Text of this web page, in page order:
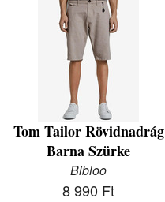
Tom Tailor Rövidnadrág
Barna Szürke
Bibloo
8 990 Ft